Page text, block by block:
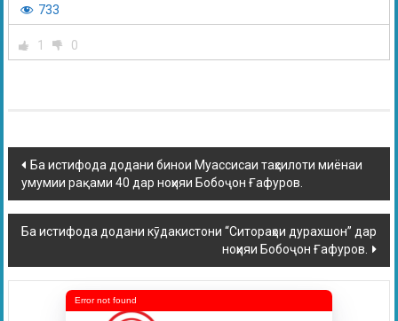
733
1 0
Ба истифода додани бинои Муассисаи таҳсилоти миёнаи
умумии рақами 40 дар ноҳияи Бобоҷон Ғафуров.
Ба истифода додани кӯдакистони “Ситораҳои дурахшон” дар
ноҳияи Бобоҷон Ғафуров.
Error not found